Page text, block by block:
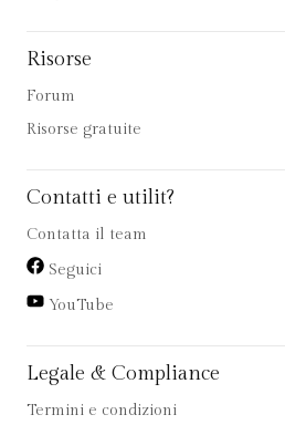
Risorse
Forum
Risorse gratuite
Contatti e utilit?
Contatta il team
Seguici
YouTube
Legale & Compliance
Termini e condizioni